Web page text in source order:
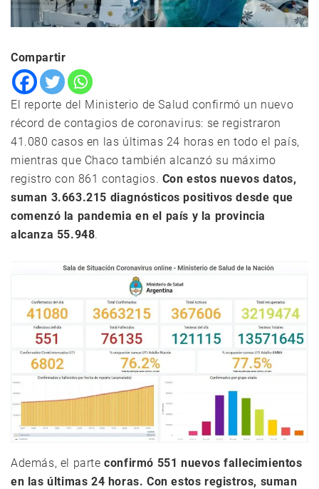
Compartir
El reporte del Ministerio de Salud confirmó un nuevo
récord de contagios de coronavirus: se registraron
41.080 casos en las últimas 24 horas en todo el país,
mientras que Chaco también alcanzó su máximo
registro con 861 contagios. Con estos nuevos datos,
suman 3.663.215 diagnósticos positivos desde que
comenzó la pandemia en el país y la provincia
alcanza 55.948.
Además, el parte confirmó 551 nuevos fallecimientos
en las últimas 24 horas. Con estos registros, suman